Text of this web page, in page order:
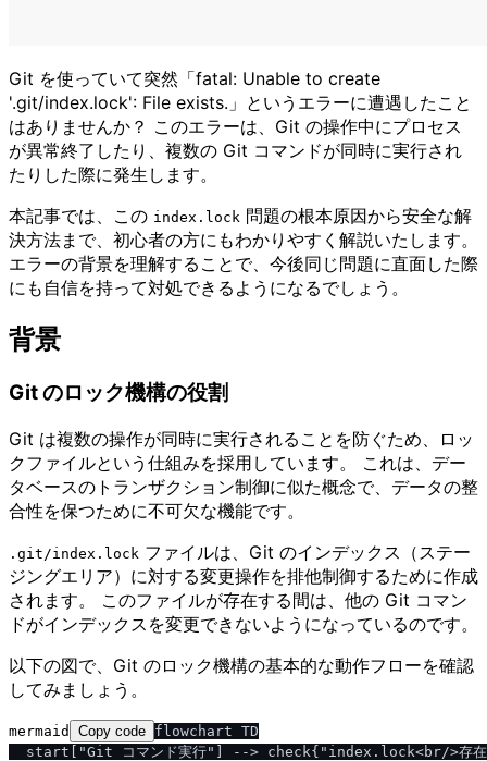
Git を使っていて突然「fatal: Unable to create
'.git/index.lock': File exists.」というエラーに遭遇したこと
はありませんか？ このエラーは、Git の操作中にプロセス
が異常終了したり、複数の Git コマンドが同時に実行され
たりした際に発生します。
本記事では、この index.lock 問題の根本原因から安全な解
決方法まで、初心者の方にもわかりやすく解説いたします。
エラーの背景を理解することで、今後同じ問題に直面した際
にも自信を持って対処できるようになるでしょう。
背景
Git のロック機構の役割
Git は複数の操作が同時に実行されることを防ぐため、ロッ
クファイルという仕組みを採用しています。 これは、デー
タベースのトランザクション制御に似た概念で、データの整
合性を保つために不可欠な機能です。
.git​/​index.lock ファイルは、Git のインデックス（ステー
ジングエリア）に対する変更操作を排他制御するために作成
されます。 このファイルが存在する間は、他の Git コマン
ドがインデックスを変更できないようになっているのです。
以下の図で、Git のロック機構の基本的な動作フローを確認
してみましょう。
mermaid Copy code flowchart TD
start["Git コマンド実行"] --> check{"index.lock<br/>存在